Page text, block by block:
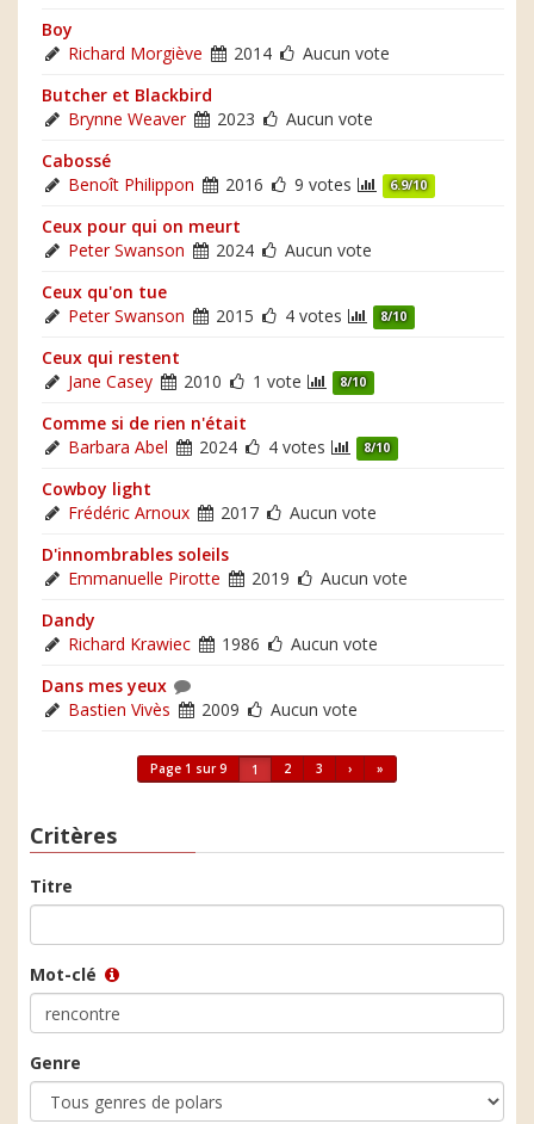
Boy
Richard Morgiève
2014
Aucun vote
Butcher et Blackbird
Brynne Weaver
2023
Aucun vote
Cabossé
Benoît Philippon
2016 9 votes 6.9/10
Ceux pour qui on meurt
Peter Swanson
2024
Aucun vote
Ceux qu'on tue
Peter Swanson
2015 4 votes 8/10
Ceux qui restent
Jane Casey
2010 1 vote 8/10
Comme si de rien n'était
Barbara Abel
2024 4 votes 8/10
Cowboy light
Frédéric Arnoux
2017
Aucun vote
D'innombrables soleils
Emmanuelle Pirotte
2019
Aucun vote
Dandy
Richard Krawiec
1986
Aucun vote
Dans mes yeux
Bastien Vivès
2009 Aucun vote
Page 1 sur 9 1 2 3 › »
Critères
Titre
Mot-clé
Genre